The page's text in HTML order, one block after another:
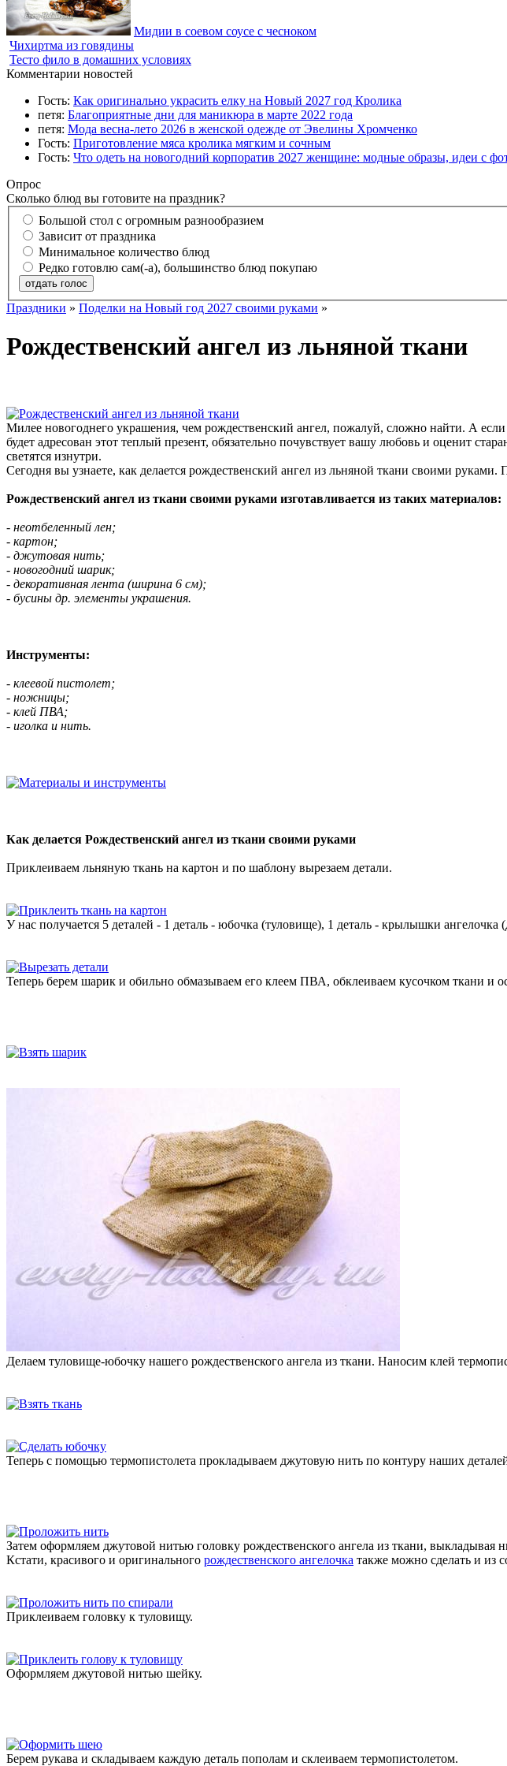
Мидии в соевом соусе с чесноком
Чихиртма из говядины
Тесто фило в домашних условиях
Комментарии новостей
Гость: Как оригинально украсить елку на Новый 2027 год Кролика
петя: Благоприятные дни для маникюра в марте 2022 года
петя: Мода весна-лето 2026 в женской одежде от Эвелины Хромченко
Гость: Приготовление мяса кролика мягким и сочным
Гость: Что одеть на новогодний корпоратив 2027 женщине: модные образы, идеи с
Опрос
Сколько блюд вы готовите на праздник?
Большой стол с огромным разнообразием
Зависит от праздника
Минимальное количество блюд
Редко готовлю сам(-а), большинство блюд покупаю
отдать голос
Праздники » Поделки на Новый год 2027 своими руками »
Рождественский ангел из льняной ткани
Милее новогоднего украшения, чем рождественский ангел, пожалуй, сложно найти. А
будет адресован этот теплый презент, обязательно почувствует вашу любовь и оценит
светятся изнутри.
Сегодня вы узнаете, как делается рождественский ангел из льняной ткани своими руками.
Рождественский ангел из ткани своими руками изготавливается из таких материалов:
- неотбеленный лен;
- картон;
- джутовая нить;
- новогодний шарик;
- декоративная лента (ширина 6 см);
- бусины др. элементы украшения.
Инструменты:
- клеевой пистолет;
- ножницы;
- клей ПВА;
- иголка и нить.
Как делается Рождественский ангел из ткани своими руками
Приклеиваем льняную ткань на картон и по шаблону вырезаем детали.
У нас получается 5 деталей - 1 деталь - юбочка (туловище), 1 деталь - крылышки
Теперь берем шарик и обильно обмазываем его клеем ПВА, обклеиваем кусочком ткани и
Делаем туловище-юбочку нашего рождественского ангела из ткани. Наносим клей
Теперь с помощью термопистолета прокладываем джутовую нить по контуру наших
Затем оформляем джутовой нитью головку рождественского ангела из ткани, выкладывая
Кстати, красивого и оригинального рождественского ангелочка также можно сделать и из
Приклеиваем головку к туловищу.
Оформляем джутовой нитью шейку.
Берем рукава и складываем каждую деталь пополам и склеиваем термопистолетом.